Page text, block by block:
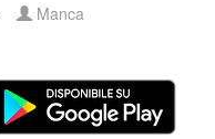
Manca